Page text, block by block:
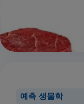
예측 생물학